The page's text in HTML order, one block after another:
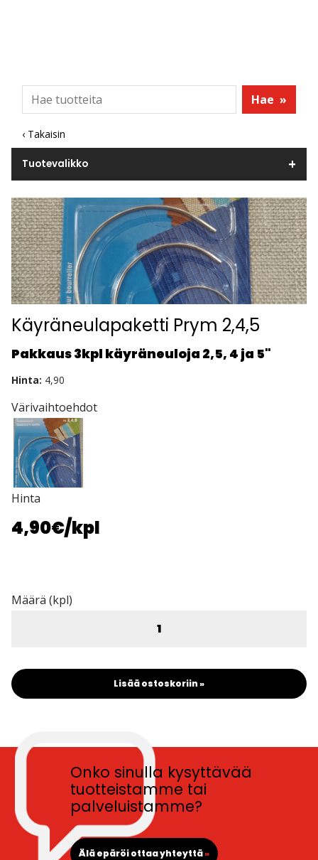
Hae »
‹ Takaisin
Tuotevalikko
Käyräneulapaketti Prym 2,4,5
Pakkaus 3kpl käyräneuloja 2,5, 4 ja 5"
Hinta: 4,90
Värivaihtoehdot
Hinta
4,90€/kpl
Määrä (kpl)
Lisää ostoskoriin »
Onko sinulla kysyttävää
tuotteistamme tai
palveluistamme?
Älä epäröi ottaa yhteyttä»